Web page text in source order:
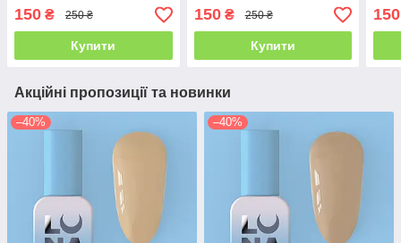
150 ₴ 250 ₴
Купити
150₴ 250 ₴
Купити
150
Акційні пропозиції та новинки
–40% –40%